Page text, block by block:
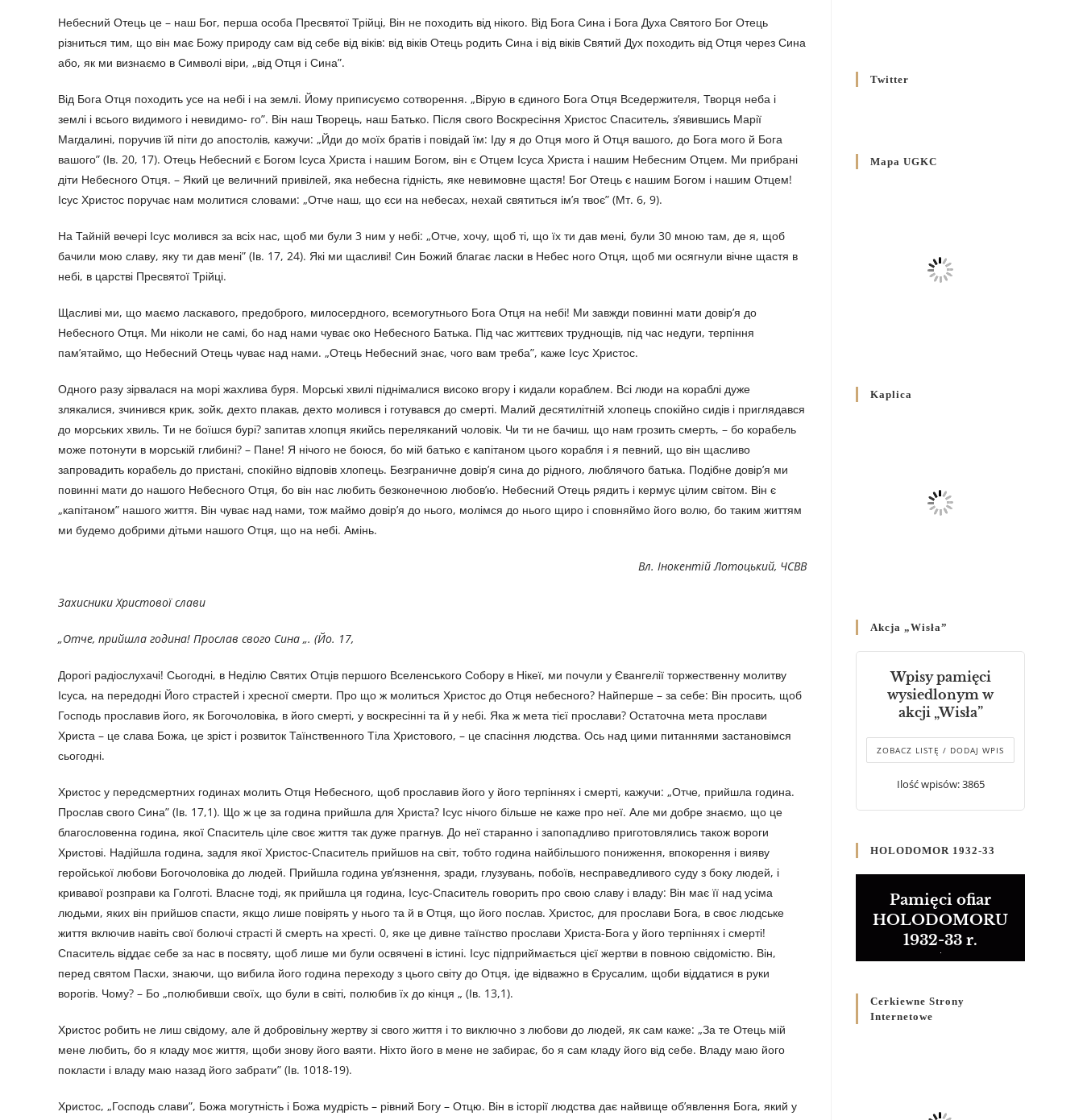
Небесний Отець це – наш Бог, перша особа Пресвятої Трійці, Він не походить від нікого. Від Бога Сина і Бога Духа Святого Бог Отець
різниться тим, що він має Божу природу сам від себе від віків: від віків Отець родить Сина і від віків Святий Дух походить від Отця через Сина
або, як ми визнаємо в Символі віри, „від Отця і Сина”.
Від Бога Отця походить усе на небі і на землі. Йому приписуємо сотворення. „Вірую в єдиного Бога Отця Вседержителя, Творця неба і
землі і всього видимого і невидимо- го”. Він наш Творець, наш Батько. Після свого Воскресіння Христос Спаситель, з’явившись Марії
Магдалині, поручив їй піти до апостолів, кажучи: „Йди до моїх братів і повідай їм: Іду я до Отця мого й Отця вашого, до Бога мого й Бога
вашого” (Ів. 20, 17). Отець Небесний є Богом Ісуса Христа і нашим Богом, він є Отцем Ісуса Христа і нашим Небесним Отцем. Ми прибрані
діти Небесного Отця. – Який це величний привілей, яка небесна гідність, яке невимовне щастя! Бог Отець є нашим Богом і нашим Отцем!
Ісус Христос поручає нам молитися словами: „Отче наш, що єси на небесах, нехай святиться ім’я твоє” (Мт. 6, 9).
На Тайній вечері Ісус молився за всіх нас, щоб ми були 3 ним у небі: „Отче, хочу, щоб ті, що їх ти дав мені, були 30 мною там, де я, щоб
бачили мою славу, яку ти дав мені” (Ів. 17, 24). Які ми щасливі! Син Божий благає ласки в Небес ного Отця, щоб ми осягнули вічне щастя в
небі, в царстві Пресвятої Трійці.
Щасливі ми, що маємо ласкавого, предоброго, милосердного, всемогутнього Бога Отця на небі! Ми завжди повинні мати довір’я до
Небесного Отця. Ми ніколи не самі, бо над нами чуває око Небесного Батька. Під час життєвих труднощів, під час недуги, терпіння
пам’ятаймо, що Небесний Отець чуває над нами. „Отець Небесний знає, чого вам треба”, каже Ісус Христос.
Одного разу зірвалася на морі жахлива буря. Морські хвилі піднімалися високо вгору і кидали кораблем. Всі люди на кораблі дуже
злякалися, зчинився крик, зойк, дехто плакав, дехто молився і готувався до смерті. Малий десятилітній хлопець спокійно сидів і приглядався
до морських хвиль. Ти не боїшся бурі? запитав хлопця якийсь переляканий чоловік. Чи ти не бачиш, що нам грозить смерть, – бо корабель
може потонути в морській глибині? – Пане! Я нічого не боюся, бо мій батько є капітаном цього корабля і я певний, що він щасливо
запровадить корабель до пристані, спокійно відповів хлопець. Безграничне довір’я сина до рідного, люблячого батька. Подібне довір’я ми
повинні мати до нашого Небесного Отця, бо він нас любить безконечною любов’ю. Небесний Отець рядить і кермує цілим світом. Він є
„капітаном” нашого життя. Він чуває над нами, тож маймо довір’я до нього, молімся до нього щиро і сповняймо його волю, бо таким життям
ми будемо добрими дітьми нашого Отця, що на небі. Амінь.
Вл. Інокентій Лотоцький, ЧСВВ
Захисники Христової слави
„Отче, прийшла година! Прослав свого Сина „. (Йо. 17,
Дорогі радіослухачі! Сьогодні, в Неділю Святих Отців першого Вселенського Собору в Нікеї, ми почули у Євангелії торжественну молитву
Ісуса, на передодні Його страстей і хресної смерти. Про що ж молиться Христос до Отця небесного? Найперше – за себе: Він просить, щоб
Господь прославив його, як Богочоловіка, в його смерті, у воскресінні та й у небі. Яка ж мета тієї прослави? Остаточна мета прослави
Христа – це слава Божа, це зріст і розвиток Таїнственного Тіла Христового, – це спасіння людства. Ось над цими питаннями застановімся
сьогодні.
Христос у передсмертних годинах молить Отця Небесного, щоб прославив його у його терпіннях і смерті, кажучи: „Отче, прийшла година.
Прослав свого Сина” (Ів. 17,1). Що ж це за година прийшла для Христа? Ісус нічого більше не каже про неї. Але ми добре знаємо, що це
благословенна година, якої Спаситель ціле своє життя так дуже прагнув. До неї старанно і запопадливо приготовлялись також вороги
Христові. Надійшла година, задля якої Христос-Спаситель прийшов на світ, тобто година найбільшого пониження, впокорення і вияву
геройської любови Богочоловіка до людей. Прийшла година ув’язнення, зради, глузувань, побоїв, несправедливого суду з боку людей, і
кривавої розправи ка Голготі. Власне тоді, як прийшла ця година, Ісус-Спаситель говорить про свою славу і владу: Він має її над усіма
людьми, яких він прийшов спасти, якщо лише повірять у нього та й в Отця, що його послав. Христос, для прослави Бога, в своє людське
життя включив навіть свої болючі страсті й смерть на хресті. 0, яке це дивне таїнство прослави Христа-Бога у його терпіннях і смерті!
Спаситель віддає себе за нас в посвяту, щоб лише ми були освячені в істині. Ісус підприймається цієї жертви в повною свідомістю. Він,
перед святом Пасхи, знаючи, що вибила його година переходу з цього світу до Отця, іде відважно в Єрусалим, щоби віддатися в руки
ворогів. Чому? – Бо „полюбивши своїх, що були в світі, полюбив їх до кінця „ (Ів. 13,1).
Христос робить не лиш свідому, але й добровільну жертву зі свого життя і то виключно з любови до людей, як сам каже: „За те Отець мій
мене любить, бо я кладу моє життя, щоби знову його ваяти. Ніхто його в мене не забирає, бо я сам кладу його від себе. Владу маю його
покласти і владу маю назад його забрати” (Ів. 1018-19).
Христос, „Господь слави”, Божа могутність і Божа мудрість – рівний Богу – Отцю. Він в історії людства дає найвище об’явлення Бога, який у
5 LISTOPADA 2025
2 STYCZNIA 2025 /
Вроцлавсько-Вошалінській
Декрет „Проголошення та
Декрет єпископів Перемисько-
Варшавської Митрополії
стосовно звершування
Божественної літургії
20 WRZEŚNIA 2024
Булла проголошення
Ювілейного року 2025
Розпорядження
Кир Володимира Р. Ющака про
вживання друкованих книг на
публічних богослужіннях
23 LUTEGO 2024 /
Twitter
Mapa UGKC
Kaplica
Akcja „Wisła”
Wpisy pamięci
wysiedlonym w
akcji „Wisła”
ZOBACZ LISTĘ / DODAJ WPIS
Ilość wpisów: 3865
HOLODOMOR 1932-33
Pamięci ofiar
HOLODOMORU
1932-33 r.
Cerkiewne Strony
Internetowe